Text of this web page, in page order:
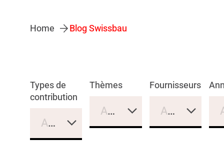
Home Blog Swissbau
Types de
contribution
Aucune sélection
Thèmes
Aucune sélection
Fournisseurs
Aucune